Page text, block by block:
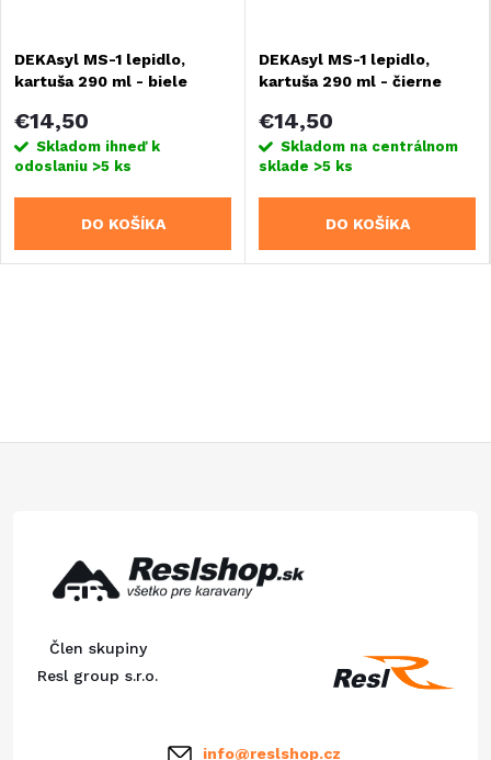
DEKAsyl MS-1 lepidlo,
kartuša 290 ml - biele
€14,50
Skladom ihneď k
odoslaniu >5 ks
DO KOŠÍKA
DEKAsyl MS-1 lepidlo,
kartuša 290 ml - čierne
€14,50
Skladom na centrálnom
sklade >5 ks
DO KOŠÍKA
Člen skupiny
Resl group s.r.o.
info@reslshop.cz